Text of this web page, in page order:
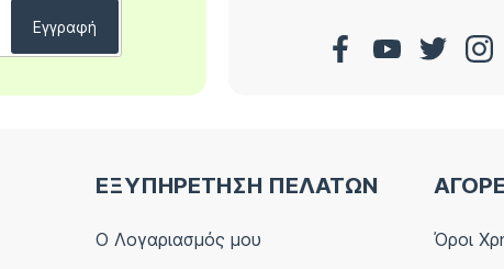
ΕΞΥΠΗΡΕΤΗΣΗ ΠΕΛΑΤΩΝ
Ο Λογαριασμός μου
Όροι